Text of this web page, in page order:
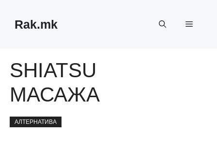
contentRak.mk Menu
SHIATSU
МАСАЖА
АЛТЕРНАТИВА